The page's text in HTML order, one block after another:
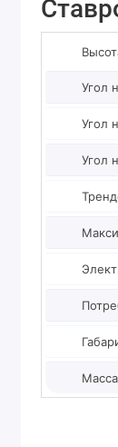
Угол
Угол
Угол
Масса